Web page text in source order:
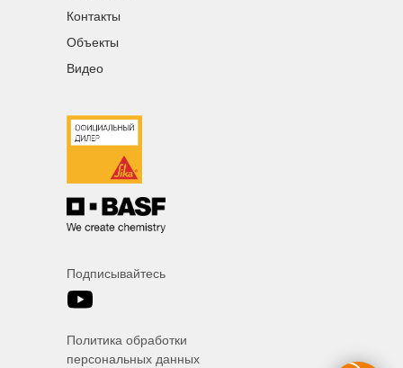
Политика обработки
персональных данных
Контакты
Объекты
Подписывайтесь
Видео